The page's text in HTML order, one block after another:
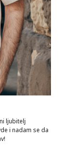
ljubitelj
i nadam se da